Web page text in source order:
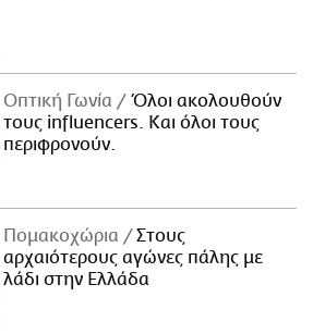
Οπτική Γωνία
Όλοι ακολουθούν
τους influencers. Και όλοι τους
περιφρονούν.
Πομακοχώρια
Στους
αρχαιότερους αγώνες πάλης με
λάδι στην Ελλάδα